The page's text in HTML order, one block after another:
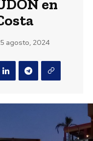
en
agosto, 2024